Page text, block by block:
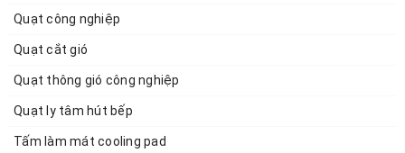
Quạt công nghiệp
Quạt cắt gió
Quạt thông gió công nghiệp
Quạt ly tâm hút bếp
Tấm làm mát cooling pad